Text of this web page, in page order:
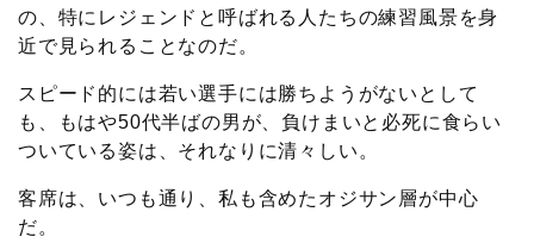
の、特にレジェンドと呼ばれる人たちの練習風景を身
近で見られることなのだ。
スピード的には若い選手には勝ちようがないとして
も、もはや50代半ばの男が、負けまいと必死に食らい
ついている姿は、それなりに清々しい。
客席は、いつも通り、私も含めたオジサン層が中心
だ。